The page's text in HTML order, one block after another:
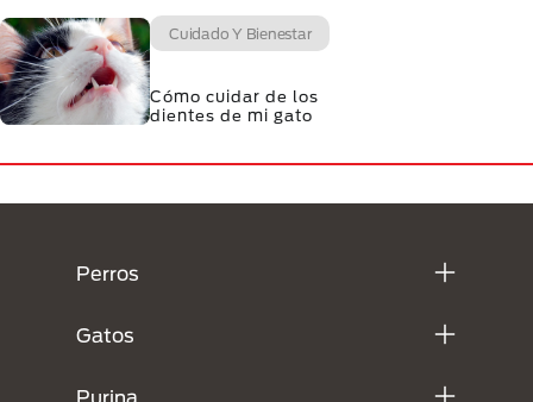
Cuidado Y Bienestar
Cómo cuidar de los
dientes de mi gato
Perros
Gatos
Purina